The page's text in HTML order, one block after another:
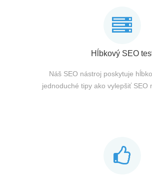
Hĺbkový SEO
Náš SEO nástroj poskytuje
jednoduché tipy ako vylepšiť SEO